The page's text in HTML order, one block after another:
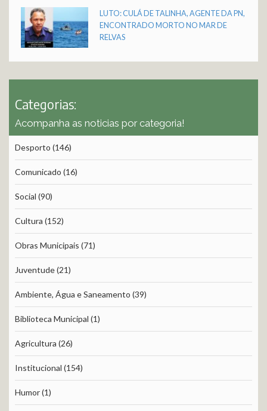
LUTO: CULÁ DE TALINHA, AGENTE DA PN,
ENCONTRADO MORTO NO MAR DE
RELVAS
Categorias:
Acompanha as noticias por categoria!
Desporto (146)
Comunicado (16)
Social (90)
Cultura (152)
Obras Municipais (71)
Juventude(21)
Ambiente, Água e Saneamento (39)
Biblioteca Municipal (1)
Agricultura (26)
Institucional (154)
Humor(1)